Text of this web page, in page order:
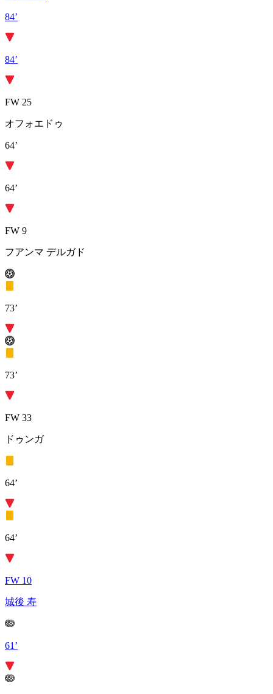
84’
84’
FW 25
オフォエドゥ
64’
64’
FW 9
フアンマ デルガド
73’
73’
FW 33
ドゥンガ
64’
64’
FW 10
城後 寿
61’